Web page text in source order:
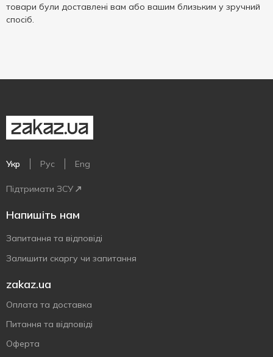
товари були доставлені вам або вашим близьким у зручний
спосіб.
Укр Рус Eng
Підтримати ЗСУ
Напишіть нам
Запитання та відповіді
Залишити скаргу чи запитання
zakaz.ua
Оплата та доставка
Питання та відповіді
Оферта